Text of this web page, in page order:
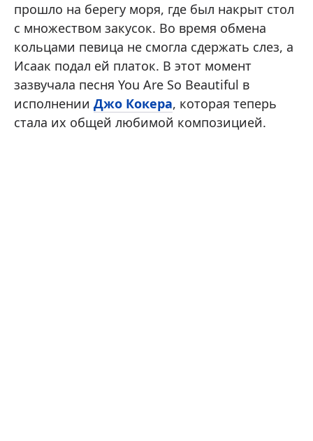
прошло на берегу моря, где был накрыт стол
с множеством закусок. Во время обмена
кольцами певица не смогла сдержать слез, а
Исаак подал ей платок. В этот момент
зазвучала песня You Are So Beautiful в
исполнении Джо Кокера, которая теперь
стала их общей любимой композицией.